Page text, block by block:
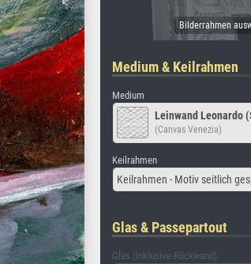
Medium & Keilrahmen
Medium
Leinwand Leonardo
(Canvas Venezia)
Keilrahmen
Keilrahmen - Motiv seitlich
Glas & Passepartout
Glas (inklusive Rückwand)